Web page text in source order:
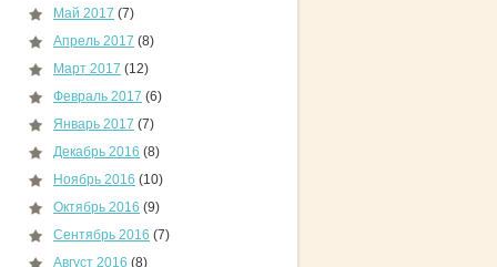
Май 2017 (7)
Апрель 2017 (8)
Март 2017 (12)
Февраль 2017 (6)
Январь 2017 (7)
Декабрь 2016 (8)
Ноябрь 2016 (10)
Октябрь 2016 (9)
Сентябрь 2016 (7)
Август 2016 (8)